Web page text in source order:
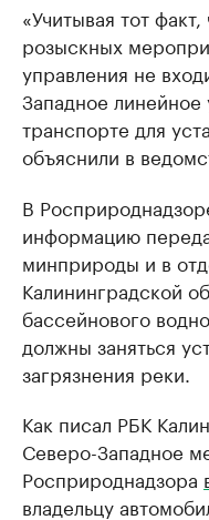
«Учитывая тот
розыскных
управления не
Западное
транспорте для
объяснили в
В
информацию
минприроды и в
Калининградской
бассейнового
должны заняться
загрязнения реки.
Как писал РБК
Северо-Западное
Росприроднадзора
владельцу